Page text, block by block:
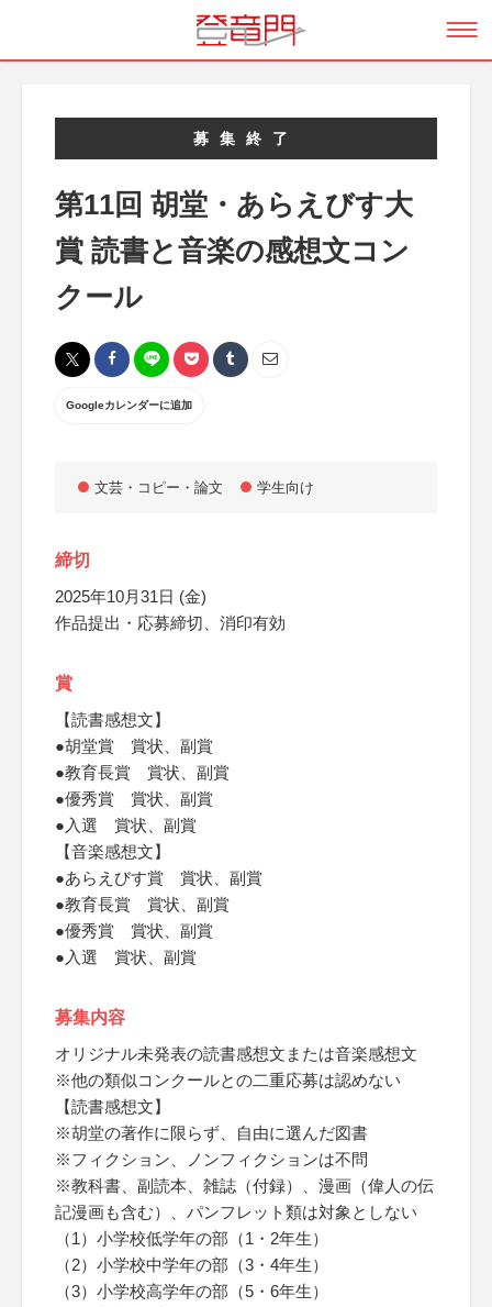
募集終了
第11回 胡堂・あらえびす大
賞 読書と音楽の感想文コン
クール
Googleカレンダーに追加
文芸・コピー・論文 学生向け
締切
2025年10月31日 (金)
作品提出・応募締切、消印有効
賞
【読書感想文】
●胡堂賞 賞状、副賞
●教育長賞 賞状、副賞
●優秀賞 賞状、副賞
●入選 賞状、副賞
【音楽感想文】
●あらえびす賞 賞状、副賞
●教育長賞 賞状、副賞
●優秀賞 賞状、副賞
●入選 賞状、副賞
募集内容
オリジナル未発表の読書感想文または音楽感想文
※他の類似コンクールとの二重応募は認めない
【読書感想文】
※胡堂の著作に限らず、自由に選んだ図書
※フィクション、ノンフィクションは不問
※教科書、副読本、雑誌（付録）、漫画（偉人の伝
記漫画も含む）、パンフレット類は対象としない
（1）小学校低学年の部（1・2年生）
（2）小学校中学年の部（3・4年生）
（3）小学校高学年の部（5・6年生）